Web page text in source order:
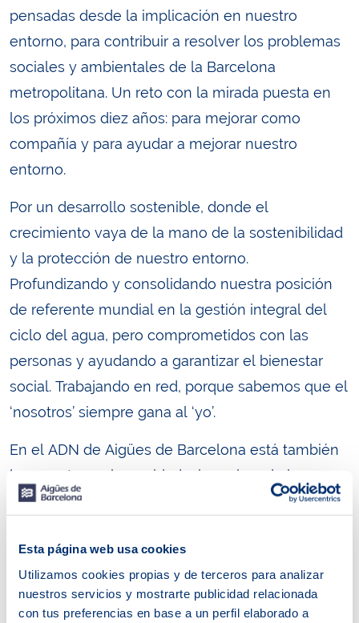
Esta página web usa cookies
Utilizamos cookies propias y de terceros para analizar
nuestros servicios y mostrarte publicidad relacionada
con tus preferencias en base a un perfil elaborado a
pensadas desde la implicación en nuestro
entorno, para contribuir a resolver los problemas
sociales y ambientales de la Barcelona
metropolitana. Un reto con la mirada puesta en
los próximos diez años: para mejorar como
compañía y para ayudar a mejorar nuestro
entorno.
Por un desarrollo sostenible, donde el
crecimiento vaya de la mano de la sostenibilidad
y la protección de nuestro entorno.
Profundizando y consolidando nuestra posición
de referente mundial en la gestión integral del
ciclo del agua, pero comprometidos con las
personas y ayudando a garantizar el bienestar
social. Trabajando en red, porque sabemos que el
‘nosotros’ siempre gana al ‘yo’.
En el ADN de Aigües de Barcelona está también
la apuesta por la equidad y la mejora de la
calidad de vida de la ciudadanía. Por ello, ante las
coronavirus, proponemos un gran pacto social
basado en tres grandes pilares: solidaridad,
empleo de calidad y economía verde.